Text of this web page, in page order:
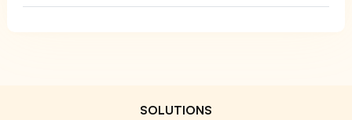
SOLUTIONS